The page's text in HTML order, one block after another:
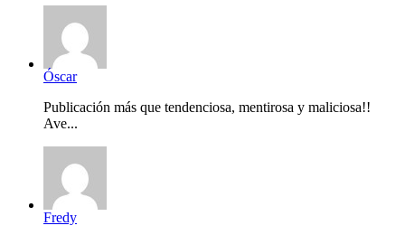
Óscar
Publicación más que tendenciosa, mentirosa y maliciosa!!
Ave...
Fredy